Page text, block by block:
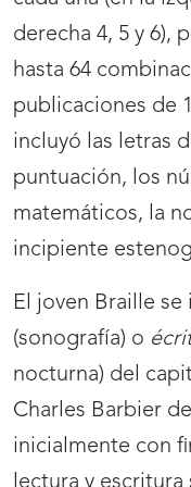
derecha 4, 5 y 6),
hasta 64
publicaciones de
incluyó las letras
puntuación, los
matemáticos, la
incipiente
El joven Braille se
(sonografía) o
nocturna) del
Charles Barbier
inicialmente con